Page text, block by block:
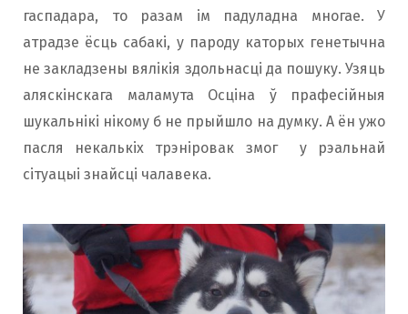
гаспадара, то разам ім падуладна многае. У
атрадзе ёсць сабакі, у пароду каторых генетычна
не закладзены вялікія здольнасці да пошуку. Узяць
аляскінскага маламута Осціна ў прафесійныя
шукальнікі нікому б не прыйшло на думку. А ён ужо
пасля некалькіх трэніровак змог у рэальнай
сітуацыі знайсці чалавека.